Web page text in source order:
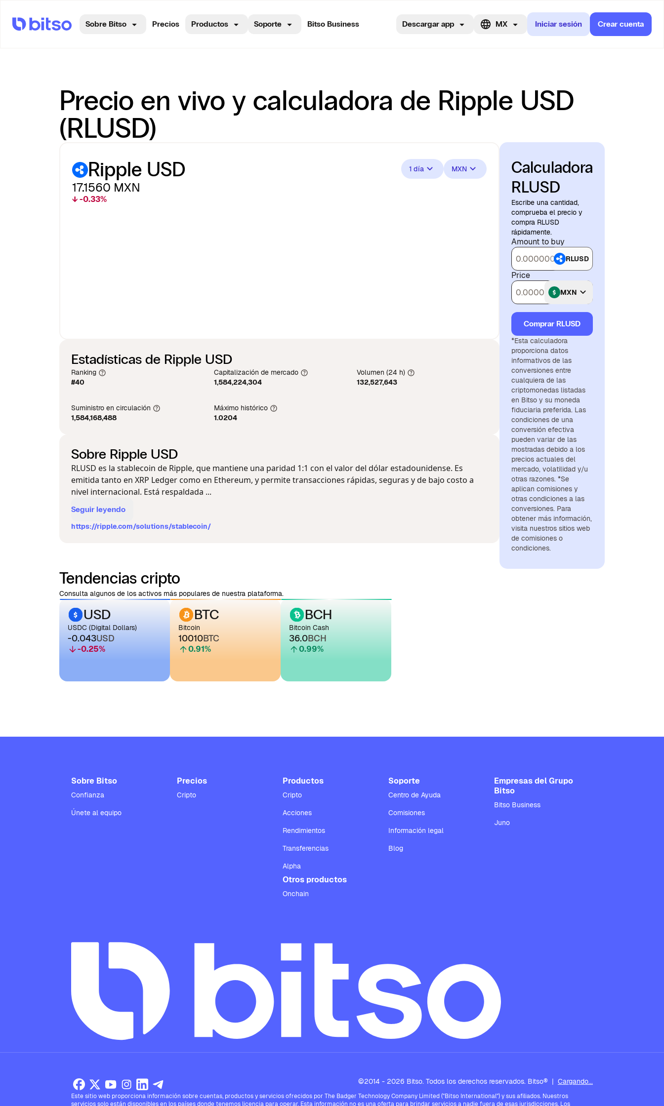
Sobre Bitso Precios Productos Soporte Bitso Business Descargar app MX Iniciar sesión Crear cuenta
Precio en vivo y calculadora de Ripple USD
(RLUSD)
Ripple USD
17.1560 MXN
↓ -0.33%
1 día MXN
Estadísticas de Ripple USD
Ranking
#40
Capitalización de mercado
1,584,224,304
Volumen (24 h)
132,527,643
Suministro en circulación
1,584,168,488
Máximo histórico
1.0204
Sobre Ripple USD
RLUSD es la stablecoin de Ripple, que mantiene una paridad 1:1 con el valor del dólar estadounidense. Es
emitida tanto en XRP Ledger como en Ethereum, y permite transacciones rápidas, seguras y de bajo costo a
nivel internacional. Está respaldada ...
Seguir leyendo
https://ripple.com/solutions/stablecoin/
Calculadora
RLUSD
Escribe una cantidad,
comprueba el precio y
compra RLUSD
rápidamente.
Amount to buy
RLUSD
Price
MXN
Comprar RLUSD
*Esta calculadora
proporciona datos
informativos de las
conversiones entre
cualquiera de las
criptomonedas listadas
en Bitso y su moneda
fiduciaria preferida. Las
condiciones de una
conversión efectiva
pueden variar de las
mostradas debido a los
precios actuales del
mercado, volatilidad y/u
otras razones. *Se
aplican comisiones y
otras condiciones a las
conversiones. Para
obtener más información,
visita nuestros sitios web
de comisiones o
condiciones.
Tendencias cripto
Consulta algunos de los activos más populares de nuestra plataforma.
USD
USDC (Digital Dollars)
-0.043USD
-0.25%
BTC
Bitcoin
10010BTC
0.91%
BCH
Bitcoin Cash
36.0BCH
0.99%
Sobre Bitso
Confianza
Únete al equipo
Precios
Cripto
Productos
Cripto
Acciones
Rendimientos
Transferencias
Alpha
Otros productos
Onchain
Soporte
Centro de Ayuda
Comisiones
Información legal
Blog
Empresas del Grupo
Bitso
Bitso Business
Juno
©2014 - 2026 Bitso. Todos los derechos reservados. Bitso® | Cargando...
Este sitio web proporciona información sobre cuentas, productos y servicios ofrecidos por The Badger Technology Company Limited ("Bitso International") y sus afiliados. Nuestros
servicios solo están disponibles en los países donde tenemos licencia para operar. Esta información no es una oferta para brindar servicios a nadie fuera de esas jurisdicciones. Los